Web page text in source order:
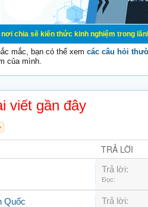
kiến thức kinh nghiệm trong lãnh
mắc, bạn có thể xem các câu hỏi
của mình.
viết gần đây
TRẢ LỜI
Trả lời:
Đọc:
Quốc Trả lời: